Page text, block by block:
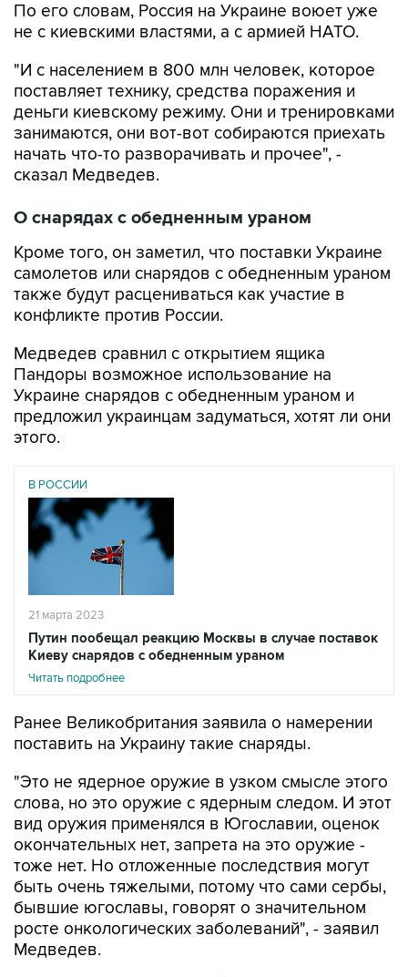
По его словам, Россия на Украине воюет уже
не с киевскими властями, а с армией НАТО.
"И с населением в 800 млн человек, которое
поставляет технику, средства поражения и
деньги киевскому режиму. Они и тренировками
занимаются, они вот-вот собираются приехать
начать что-то разворачивать и прочее", -
сказал Медведев.
О снарядах с обедненным ураном
Кроме того, он заметил, что поставки Украине
самолетов или снарядов с обедненным ураном
также будут расцениваться как участие в
конфликте против России.
Медведев сравнил с открытием ящика
Пандоры возможное использование на
Украине снарядов с обедненным ураном и
предложил украинцам задуматься, хотят ли они
этого.
В РОССИИ
21 марта 2023
Путин пообещал реакцию Москвы в случае поставок
Киеву снарядов с обедненным ураном
Читать подробнее
Ранее Великобритания заявила о намерении
поставить на Украину такие снаряды.
"Это не ядерное оружие в узком смысле этого
слова, но это оружие с ядерным следом. И этот
вид оружия применялся в Югославии, оценок
окончательных нет, запрета на это оружие -
тоже нет. Но отложенные последствия могут
быть очень тяжелыми, потому что сами сербы,
бывшие югославы, говорят о значительном
росте онкологических заболеваний", - заявил
Медведев.